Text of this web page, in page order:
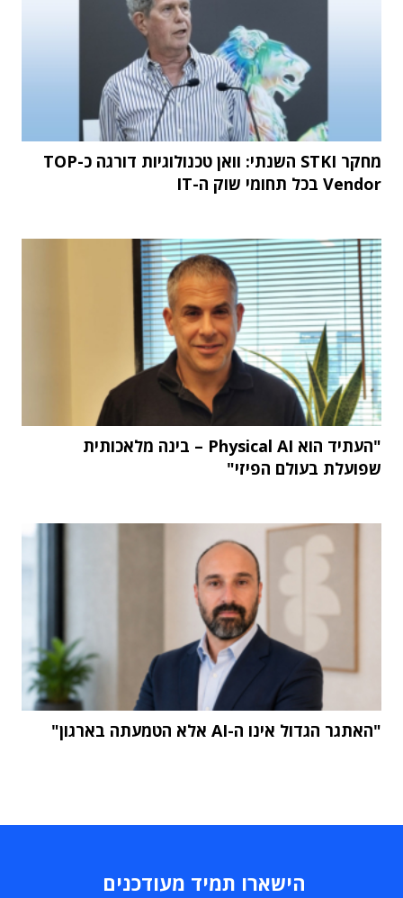
מחקר STKI השנתי: וואן טכנולוגיות דורגה כ-TOP
Vendor בכל תחומי שוק ה-IT
"העתיד הוא Physical AI – בינה מלאכותית
שפועלת בעולם הפיזי"
"האתגר הגדול אינו ה-AI אלא הטמעתה בארגון"
הישארו תמיד מעודכנים